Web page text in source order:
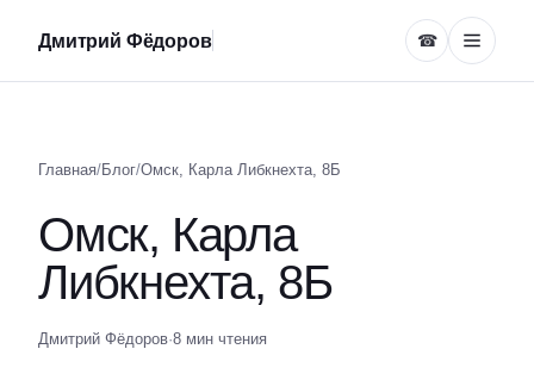
Дмитрий Фёдоров ☎
Главная/Блог/Омск, Карла Либкнехта, 8Б
Омск, Карла
Либкнехта, 8Б
Дмитрий Фёдоров·8 мин чтения